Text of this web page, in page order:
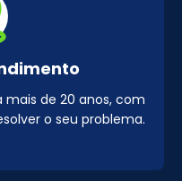
de 20 anos, com
o seu problema.